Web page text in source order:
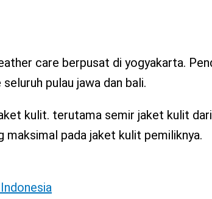
care berpusat di yogyakarta.
pulau jawa dan bali.
kulit. terutama semir jaket kulit dari
pada jaket kulit pemiliknya.